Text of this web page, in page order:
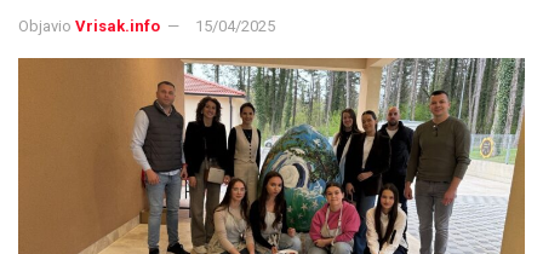
Objavio Vrisak.info 15/04/2025